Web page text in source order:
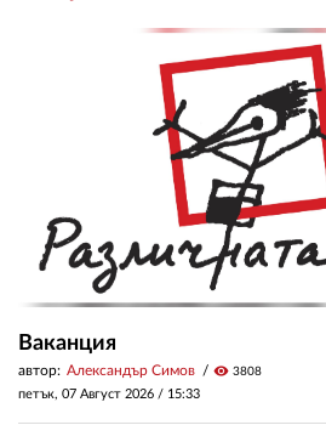
Ваканция
автор: Александър Симов visibility 3808
петък, 07 Август 2026 / 15:33